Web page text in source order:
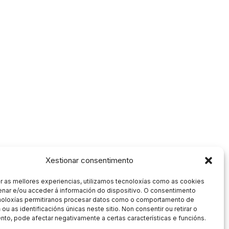
Xestionar consentimento
as mellores experiencias, utilizamos tecnoloxías como as cookies
e/ou acceder á información do dispositivo. O consentimento
permitiranos procesar datos como o comportamento de
as identificacións únicas neste sitio. Non consentir ou retirar o
pode afectar negativamente a certas características e funcións.